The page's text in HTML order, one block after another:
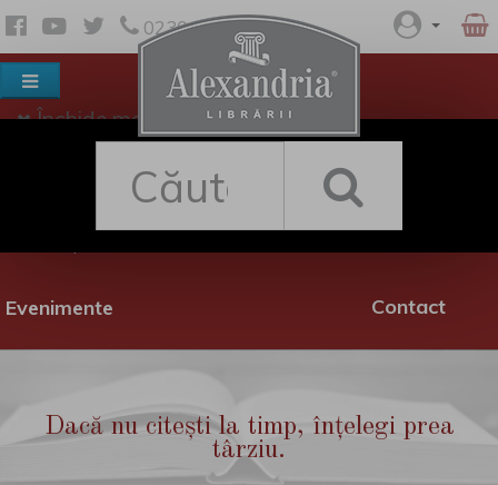
0230 530 342
Închide meniul
Evenimente
Rețea librării
Contact
Dacă nu citești la timp, înțelegi prea
târziu.